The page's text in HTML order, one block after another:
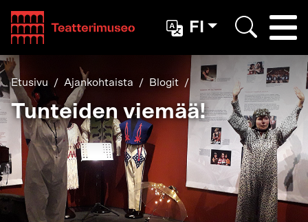
Teatterimuseo
FI
Etusivu Ajankohtaista Blogit
Tunteiden viemää!